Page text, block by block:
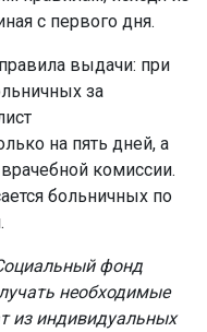
с первого дня.
выдачи: при
за
на пять дней, а
комиссии.
больничных по
фонд
необходимые
из индивидуальных